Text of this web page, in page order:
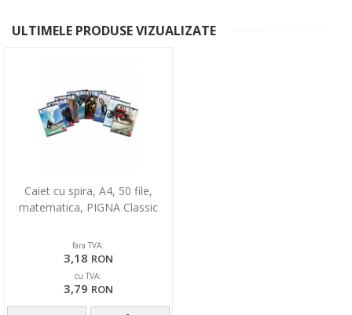
ULTIMELE PRODUSE VIZUALIZATE
Caiet cu spira, A4, 50 file,
matematica, PIGNA Classic
fara TVA:
3,18 RON
cu TVA:
3,79 RON